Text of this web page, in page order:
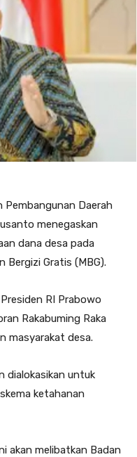
Pembangunan Daerah
menegaskan
dana desa pada
Bergizi Gratis (MBG).
RI Prabowo
Rakabuming Raka
masyarakat desa.
dialokasikan untuk
ketahanan
akan melibatkan Badan